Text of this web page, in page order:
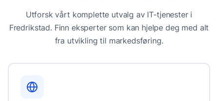
Utforsk vårt komplette utvalg av IT-tjenester i
Fredrikstad. Finn eksperter som kan hjelpe deg med alt
fra utvikling til markedsføring.